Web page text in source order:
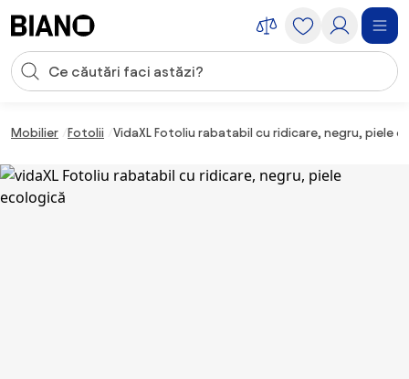
Introducerea căutării
Mobilier Fotolii VidaXL Fotoliu rabatabil cu ridicare, negru, piele